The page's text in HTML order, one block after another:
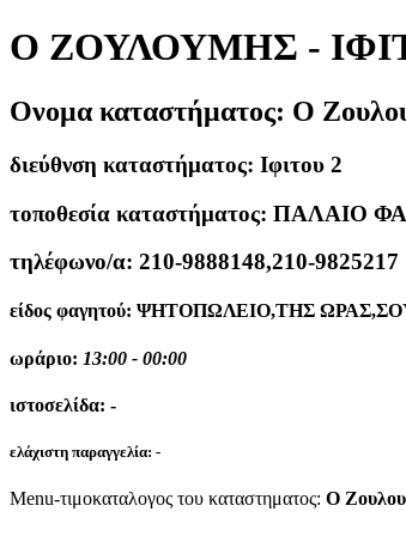
Ο ΖΟΥΛΟΥΜΗΣ -
Ονομα καταστήματος: Ο
διεύθνση καταστήματος: Ιφιτου 2
τοποθεσία καταστήματος: ΠΑΛΑΙΟ
τηλέφωνο/α: 210-9888148,210-9825217
είδος φαγητού: ΨΗΤΟΠΩΛΕΙΟ,ΤΗΣ
ωράριο: 13:00 - 00:00
ιστοσελίδα: -
ελάχιστη παραγγελία: -
Menu-τιμοκαταλογος του καταστηματος: Ο